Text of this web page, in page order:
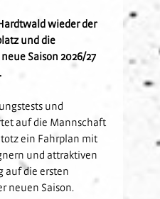
wieder der
und die
Saison 2026/27
und
auf die Mannschaft
ein Fahrplan mit
und attraktiven
auf die ersten
neuen Saison.